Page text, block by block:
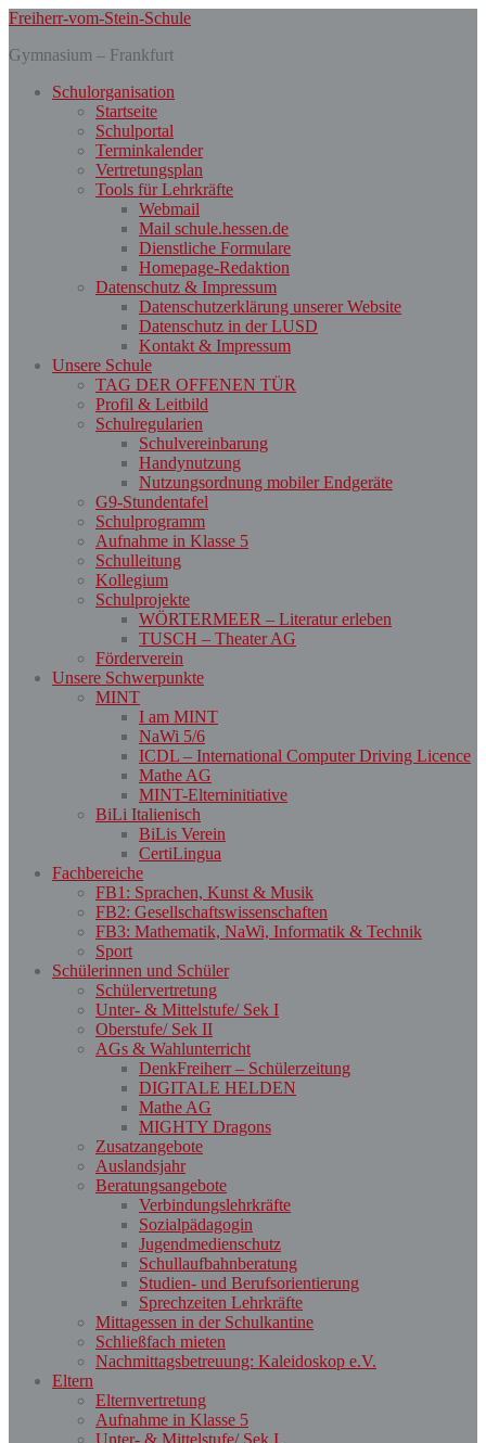
Skip
main
Freiherr-vom-Stein-Schule
Gymnasium – Frankfurt
ToggleSchulorganisation
Startseite
Schulportal
Terminkalender
Vertretungsplan
Tools für Lehrkräfte
Webmail
Mail schule.hessen.de
Dienstliche Formulare
Homepage-Redaktion
Datenschutz & Impressum
Datenschutzerklärung unserer Website
Datenschutz in der LUSD
Kontakt & Impressum
Unsere Schule
TAG DER OFFENEN TÜR
Profil & Leitbild
Schulregularien
Schulvereinbarung
Handynutzung
Nutzungsordnung mobiler Endgeräte
G9-Stundentafel
Schulprogramm
Aufnahme in Klasse 5
Schulleitung
Kollegium
Schulprojekte
WÖRTERMEER – Literatur erleben
TUSCH – Theater AG
Förderverein
Unsere Schwerpunkte
MINT
I am MINT
NaWi 5/6
ICDL – International Computer Driving Licence
Mathe AG
MINT-Elterninitiative
BiLi Italienisch
BiLis Verein
CertiLingua
Fachbereiche
FB1: Sprachen, Kunst & Musik
FB2: Gesellschaftswissenschaften
FB3: Mathematik, NaWi, Informatik & Technik
Sport
Schülerinnen und Schüler
Schülervertretung
Unter- & Mittelstufe/ Sek I
Oberstufe/ Sek II
AGs & Wahlunterricht
DenkFreiherr – Schülerzeitung
DIGITALE HELDEN
Mathe AG
MIGHTY Dragons
Zusatzangebote
Auslandsjahr
Beratungsangebote
Verbindungslehrkräfte
Sozialpädagogin
Jugendmedienschutz
Schullaufbahnberatung
Studien- und Berufsorientierung
Sprechzeiten Lehrkräfte
Mittagessen in der Schulkantine
Schließfach mieten
Nachmittagsbetreuung: Kaleidoskop e.V.
Eltern
Elternvertretung
Aufnahme in Klasse 5
Unter- & Mittelstufe/ Sek I